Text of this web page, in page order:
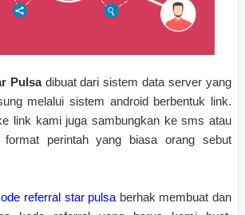
Pulsadibuat dari sistem data server yang
melalui sistem android berbentuk link.
link kami juga sambungkan ke sms atau
format perintah yang biasa orang sebut
referral star pulsa berhak membuat dan